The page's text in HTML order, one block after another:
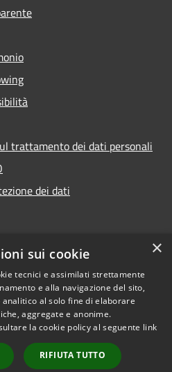
trattamento dei dati personali
dei dati
© 2021 - 2026 Comune di
Chiavari -Area Riservata
×
sui cookie
tecnici e assimilati strettamente
e alla navigazione del sito,
al solo fine di elaborare
aggregate e anonime.
la cookie policy al seguente link
RIFIUTA TUTTO